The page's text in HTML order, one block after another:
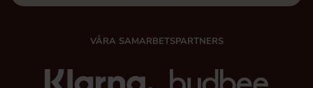
VÅRA SAMARBETSPARTNERS